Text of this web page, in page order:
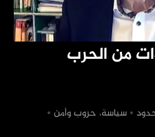
من الحرب
‏سياسة، حروب وأمن